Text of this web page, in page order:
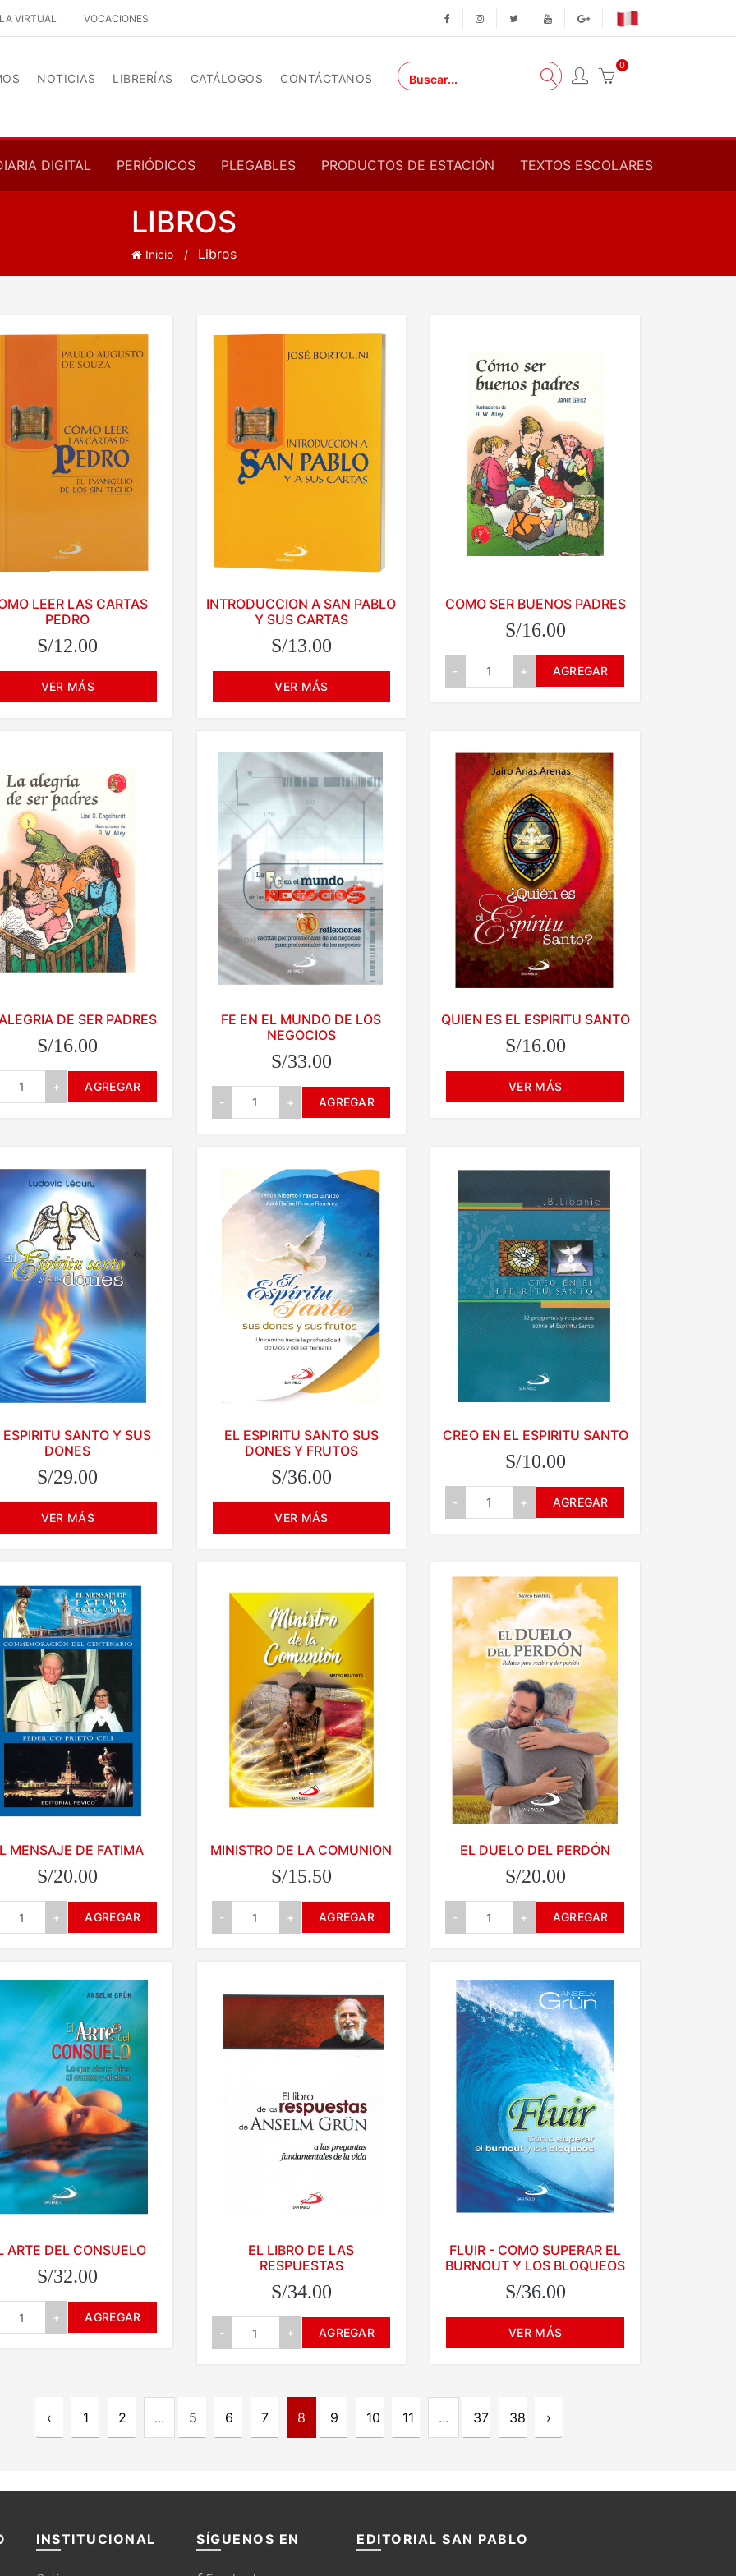
VIRTUAL VOCACIONES
NOTICIAS LIBRERÍAS CATÁLOGOS CONTÁCTANOS
0
DIGITAL PERIÓDICOS PLEGABLES PRODUCTOS DE ESTACIÓN TEXTOS ESCOLARES
LIBROS
Inicio Libros
LEER LAS CARTAS
PEDRO
S/12.00
VER MÁS
INTRODUCCION A SAN PABLO
Y SUS CARTAS
S/13.00
VER MÁS
COMO SER BUENOS PADRES
S/16.00
- + AGREGAR
DE SER PADRES
S/16.00
+ AGREGAR
FE EN EL MUNDO DE LOS
NEGOCIOS
S/33.00
- + AGREGAR
QUIEN ES EL ESPIRITU SANTO
S/16.00
VER MÁS
ESPIRITU SANTO Y SUS
DONES
S/29.00
VER MÁS
EL ESPIRITU SANTO SUS
DONES Y FRUTOS
S/36.00
VER MÁS
CREO EN EL ESPIRITU SANTO
S/10.00
- + AGREGAR
MENSAJE DE FATIMA
S/20.00
+ AGREGAR
MINISTRO DE LA COMUNION
S/15.50
- + AGREGAR
EL DUELO DEL PERDÓN
S/20.00
- + AGREGAR
ARTE DEL CONSUELO
S/32.00
+ AGREGAR
EL LIBRO DE LAS
RESPUESTAS
S/34.00
- + AGREGAR
FLUIR - COMO SUPERAR EL
BURNOUT Y LOS BLOQUEOS
S/36.00
VER MÁS
‹ 1 2 ... 5 6 7 8 9 10 11 ... 37 38 ›
INSTITUCIONAL SÍGUENOS EN EDITORIAL SAN PABLO